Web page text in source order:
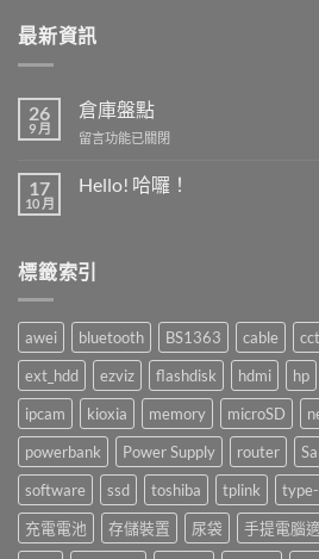
最新資訊
26
9 月
倉庫盤點
在
庫
盤
留言功能已關閉
17
10 月
Hello! 哈囉！
中
標籤索引
awei bluetooth BS1363 cable
ext_hdd
ezviz flashdisk hdmi hp
ipcam
kioxia memory microSD
powerbank
Power Supply router
software
ssd toshiba tplink
充電電池
存儲裝置 尿袋 手提電腦